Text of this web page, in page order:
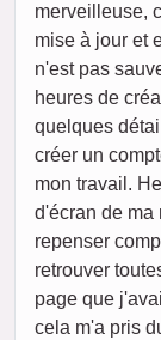
merveilleuse,
mise à jour et
n'est pas
heures de
quelques
créer un
mon travail.
d'écran de ma
repenser
retrouver
page que
cela m'a pris